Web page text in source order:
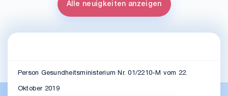
Alle neuigkeiten anzeigen
Person Gesundheitsministerium Nr. 01/2210-M vom 22.
Oktober 2019